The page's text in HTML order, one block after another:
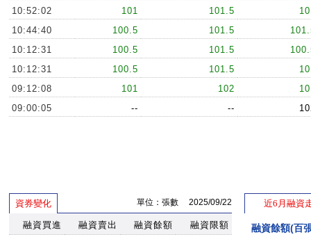
10:52:02
101 101.5
10:44:40
100.5 101.5
10:12:31
100.5 101.5
10:12:31
100.5 101.5
09:12:08
101 102
09:00:05
-- --
資券變化 單位：張數 2025/09/22
融資買進 融資賣出 融資餘額
融資限額
近6月融資
融資餘額(百